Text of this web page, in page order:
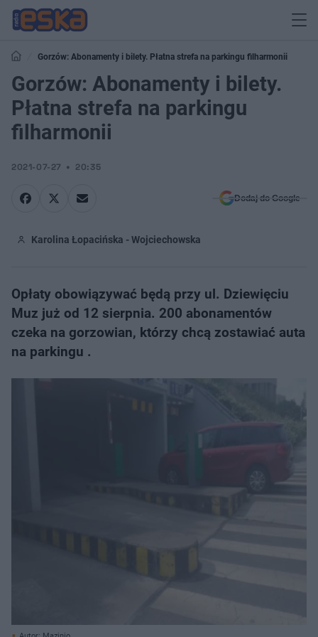
Gorzów: Abonamenty i bilety. Płatna strefa na parkingu filharmonii
Gorzów: Abonamenty i bilety.
Płatna strefa na parkingu
filharmonii
2021-07-27 20:35
Dodaj do Google
Karolina Łopacińska - Wojciechowska
Opłaty obowiązywać będą przy ul. Dziewięciu
Muz już od 12 sierpnia. 200 abonamentów
czeka na gorzowian, którzy chcą zostawiać auta
na parkingu .